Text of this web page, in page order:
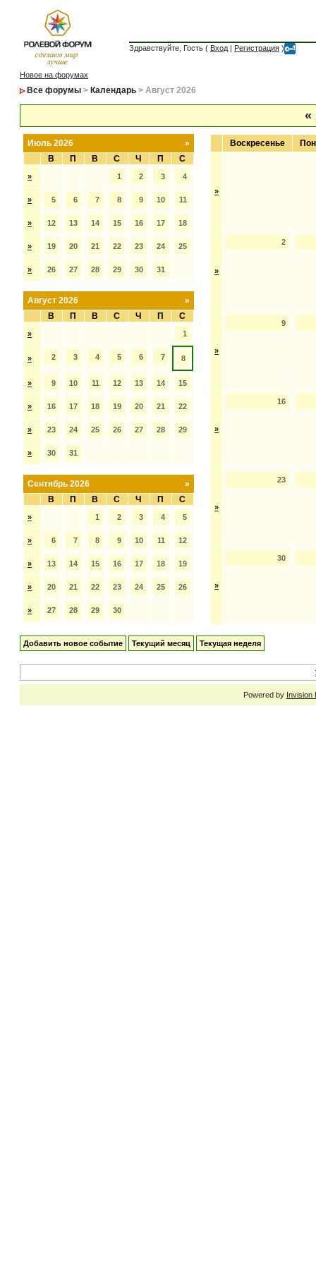
Здравствуйте, Гость ( Вход | Регистрация )
Новое на форумах
Все форумы > Календарь > Август 2026
«
»
Июль 2026
В
П В С Ч П С
» 1 2 3 4
» 5 6 7 8 9 10 11
» 12 13 14 15 16 17 18
» 19 20 21 22 23 24 25
» 26 27 28 29 30 31
»
Август 2026
В
П В С Ч П С
» 1
» 2 3 4 5 6 7 8
» 9 10 11 12 13 14 15
» 16 17 18 19 20 21 22
» 23 24 25 26 27 28 29
» 30 31
»
Сентябрь 2026
В
П В С Ч П С
» 1 2 3 4 5
» 6 7 8 9 10 11 12
» 13 14 15 16 17 18 19
» 20 21 22 23 24 25 26
» 27 28 29 30
Воскресенье
»
»
2
»
9
»
16
»
23
»
30
Добавить новое событие Текущий месяц Текущая неделя
Powered by Invision